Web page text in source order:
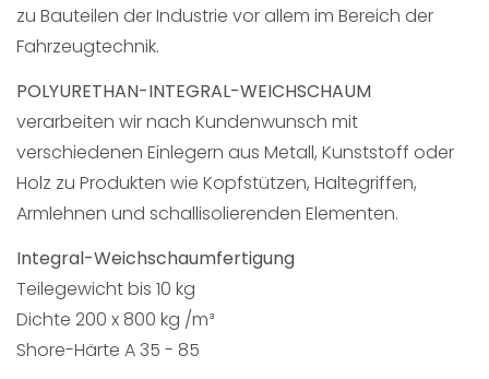
zu Bauteilen der Industrie vor allem im Bereich der
Fahrzeugtechnik.
POLYURETHAN-INTEGRAL-WEICHSCHAUM
verarbeiten wir nach Kundenwunsch mit
verschiedenen Einlegern aus Metall, Kunststoff oder
Holz zu Produkten wie Kopfstützen, Haltegriffen,
Armlehnen und schallisolierenden Elementen.
Integral-Weichschaumfertigung
Teilegewicht bis 10 kg
Dichte 200 x 800 kg /m³
Shore-Härte A 35 - 85